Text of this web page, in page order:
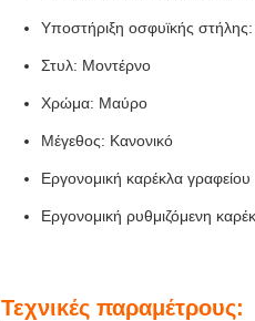
Υποστήριξη οσφυϊκής στήλης:
Στυλ: Μοντέρνο
Χρώμα: Μαύρο
Μέγεθος: Κανονικό
Εργονομική καρέκλα γραφείου
Εργονομική ρυθμιζόμενη
Τεχνικές παραμέτρους: